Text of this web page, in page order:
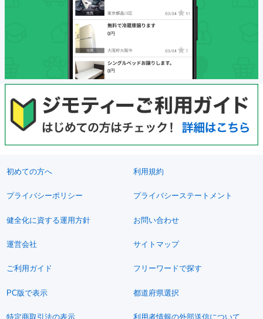
初めての方へ 利用規約
プライバシーポリシー プライバシーステートメント
健全化に資する運用方針 お問い合わせ
運営会社 サイトマップ
ご利用ガイド フリーワードで探す
PC版で表示 都道府県選択
特定商取引法の表示 利用者情報の外部送信について